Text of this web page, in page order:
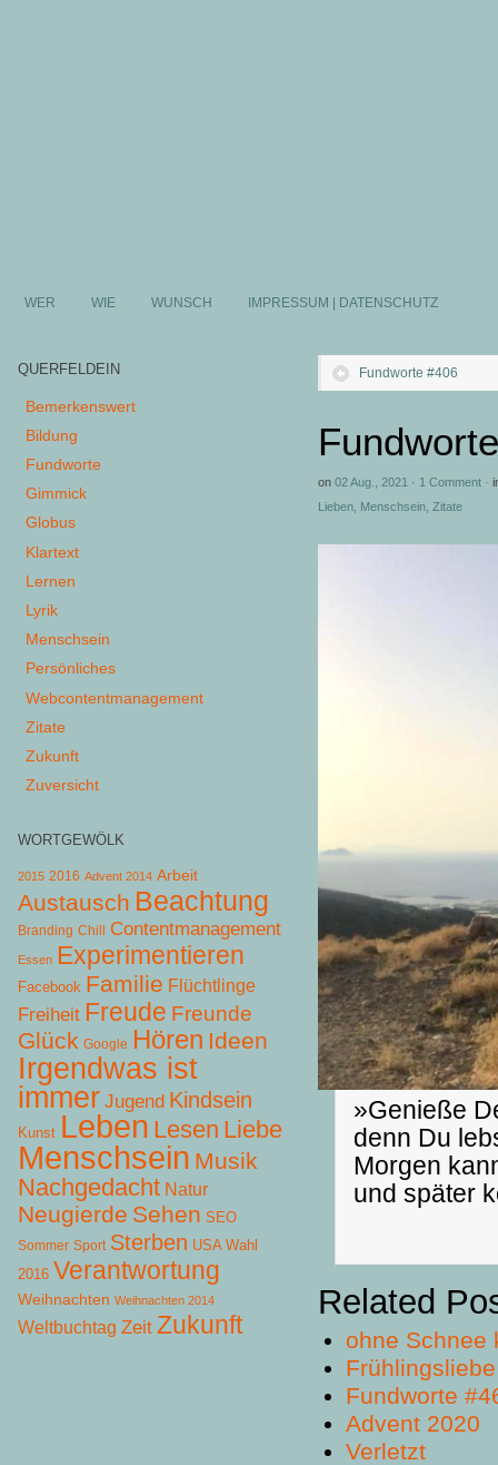
WER WIE WUNSCH IMPRESSUM | DATENSCHUTZ
Fundworte #406
on 02 Aug., 2021 · 1 Comment ·
Lieben Menschsein Zitate
»Genieße
denn Du
Morgen
und später
Related
ohne Schnee
Frühlingsliebe
Fundworte
Advent 2020
Verletzt
QUERFELDEIN
Bemerkenswert
Bildung
Fundworte
Gimmick
Globus
Klartext
Lernen
Lyrik
Menschsein
Persönliches
Webcontentmanagement
Zitate
Zukunft
Zuversicht
WORTGEWÖLK
2015 2016 Advent 2014 Arbeit
Austausch Beachtung
Branding Chill Contentmanagement
Essen Experimentieren
Facebook Familie Flüchtlinge
Freiheit Freude Freunde
Glück Google Hören Ideen
Irgendwas ist
immer Jugend Kindsein
Kunst Leben Lesen Liebe
Menschsein Musik
Nachgedacht Natur
Neugierde Sehen SEO
Sommer Sport Sterben USA Wahl
2016 Verantwortung
Weihnachten Weihnachten 2014
Weltbuchtag Zeit Zukunft